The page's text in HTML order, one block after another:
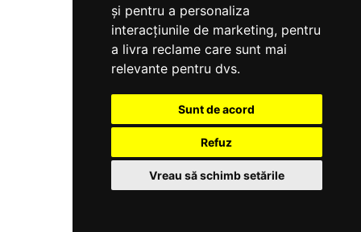
și pentru a personaliza
interacțiunile de marketing, pentru
a livra reclame care sunt mai
relevante pentru dvs.
Sunt de acord
Refuz
Vreau să schimb setările